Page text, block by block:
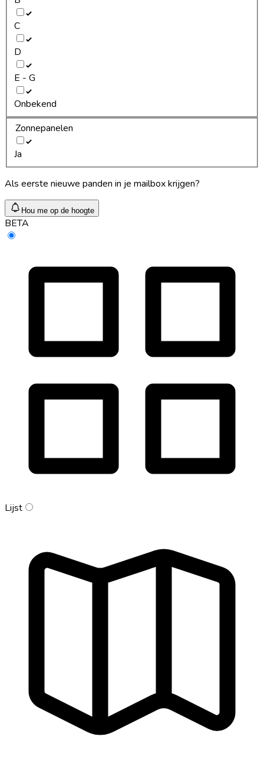
C
D
E - G
Onbekend
Zonnepanelen
Ja
Als eerste nieuwe panden in je mailbox krijgen?
Hou me op de hoogte
BETA
Lijst